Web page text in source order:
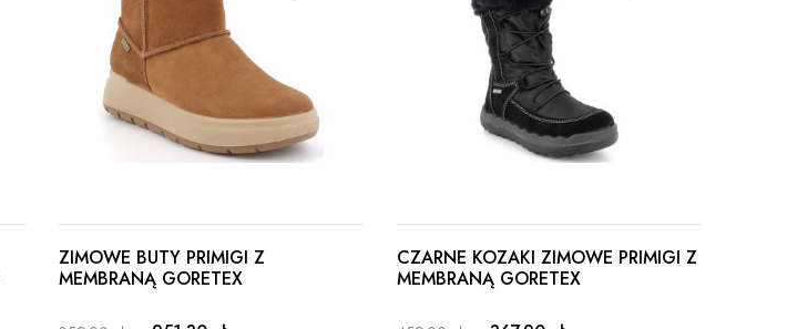
ZIMOWE BUTY PRIMIGI Z
MEMBRANĄ GORETEX
CZARNE KOZAKI ZIMOWE PRIMIGI Z
MEMBRANĄ GORETEX